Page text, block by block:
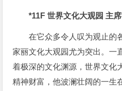
*11F 世界文化大观园 主
在它众多令人叹为观止的
家丽文化大观园尤为突出。一
着极深的文化渊源，世界文化
精神财富，他波澜壮阔的一生